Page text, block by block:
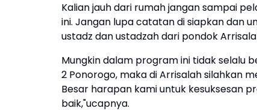
Kalian jauh dari rumah jangan sampai
ini. Jangan lupa catatan di siapkan dan
ustadz dan ustadzah dari pondok
Mungkin dalam program ini tidak selalu
2 Ponorogo, maka di Arrisalah silahkan
Besar harapan kami untuk kesuksesan
baik,"ucapnya.